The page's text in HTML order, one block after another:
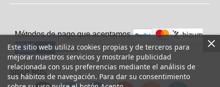
Este sitio web utiliza cookies propias y de terceros para
mejorar nuestros servicios y mostrarle publicidad
relacionada con sus preferencias mediante el análisis de
sus hábitos de navegación. Para dar su consentimiento
Métodos de pago que aceptamos
SÍGUENOS